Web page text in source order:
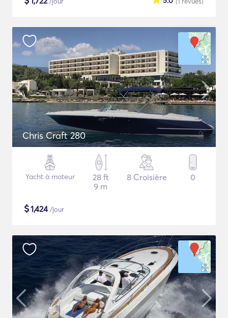
Chris Craft 280
Yacht à moteur
28 ft
9 m
8 Croisière 0
$1,424/jour